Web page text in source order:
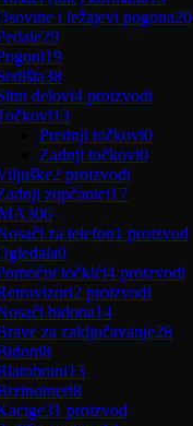
i ležajevi pogona20
29
19
38
delovi4 proizvodi
13
Prednji točkovi0
Zadnji točkovi0
2 proizvodi
zupčanici17
306
za telefon1 proizvod
0
točkići4 proizvodi
2 proizvodi
bidona14
za zaključavanje28
8
13
8
31 proizvod